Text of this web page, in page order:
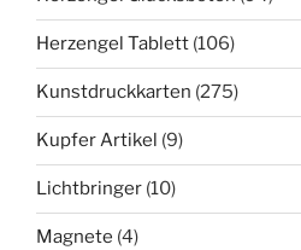
Herzengel Tablett (106)
Kunstdruckkarten (275)
Kupfer Artikel (9)
Lichtbringer (10)
Magnete (4)